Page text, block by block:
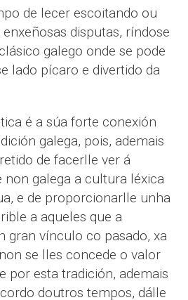
de lecer escoitando ou
disputas, ríndose
galego onde se pode
lado pícaro e divertido da
é a súa forte conexión
galega, pois, ademais
de facerlle ver á
non galega a cultura léxica
e de proporcionarlle unha
a aqueles que a
gran vínculo co pasado, xa
se lles concede o valor
por esta tradición, ademais
doutros tempos, dálle